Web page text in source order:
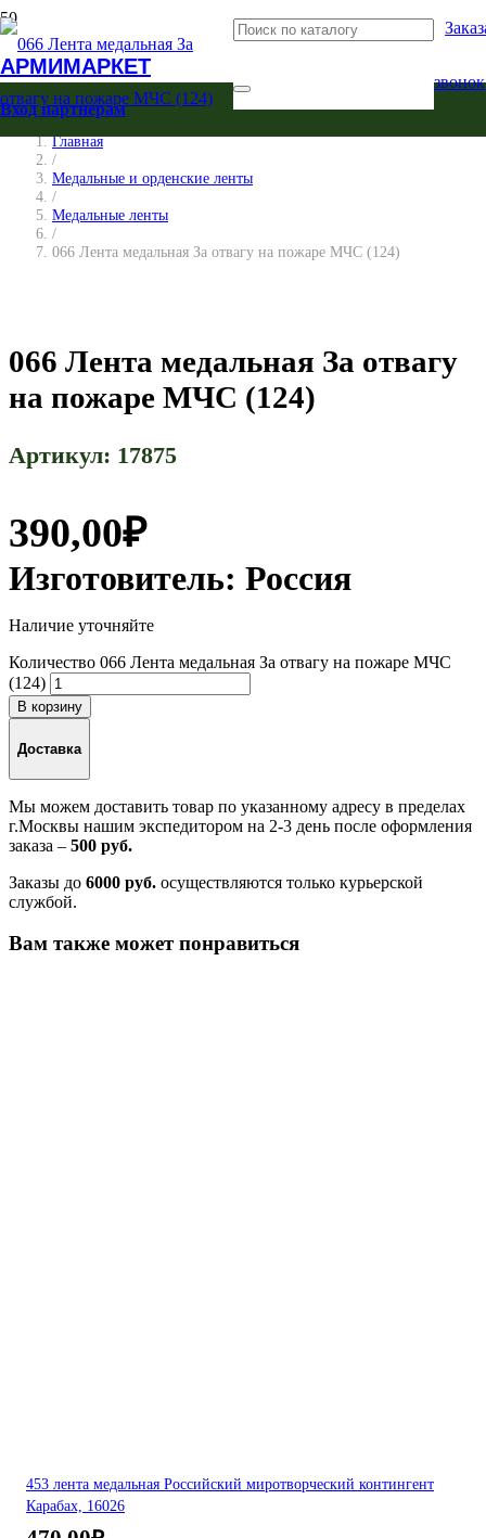
АРМИМАРКЕТ
звонок
Вход партнерам
Главная
/
Медальные и орденские ленты
/
Медальные ленты
/
066 Лента медальная За отвагу на пожаре МЧС (124)
066 Лента медальная За отвагу
на пожаре МЧС (124)
Артикул: 17875
390,00₽
Изготовитель: Россия
Наличие уточняйте
Количество 066 Лента медальная За отвагу на пожаре МЧС
(124)
В корзину
Доставка
Мы можем доставить товар по указанному адресу в пределах
г.Москвы нашим экспедитором на 2-3 день после оформления
заказа – 500 руб.
Заказы до 6000 руб. осуществляются только курьерской
службой.
Вам также может понравиться
453 лента медальная Российский миротворческий контингент
Карабах, 16026